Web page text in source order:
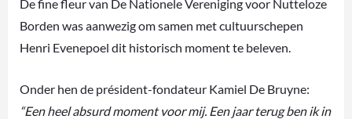
De fine fleur van De Nationele Vereniging voor Nutteloze
Borden was aanwezig om samen met cultuurschepen
Henri Evenepoel dit historisch moment te beleven.
Onder hen de président-fondateur Kamiel De Bruyne:
“Een heel absurd moment voor mij. Een jaar terug ben ik in